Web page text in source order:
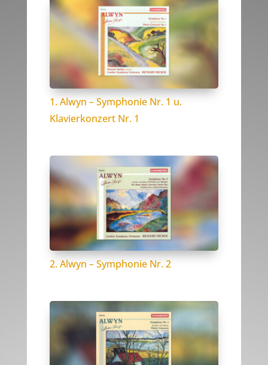
1. Alwyn – Symphonie Nr. 1 u.
Klavierkonzert Nr. 1
2. Alwyn – Symphonie Nr. 2